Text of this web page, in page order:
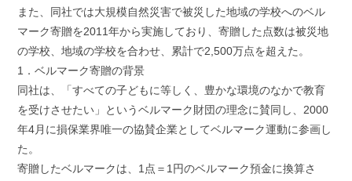
o
k
r
また、同社では大規模自然災害で被災した地域の学校へのベル
マーク寄贈を2011年から実施しており、寄贈した点数は被災地
の学校、地域の学校を合わせ、累計で2,500万点を超えた。
1．ベルマーク寄贈の背景
同社は、「すべての子どもに等しく、豊かな環境のなかで教育
を受けさせたい」というベルマーク財団の理念に賛同し、2000
年4月に損保業界唯一の協賛企業としてベルマーク運動に参画し
た。
寄贈したベルマークは、1点＝1円のベルマーク預金に換算さ